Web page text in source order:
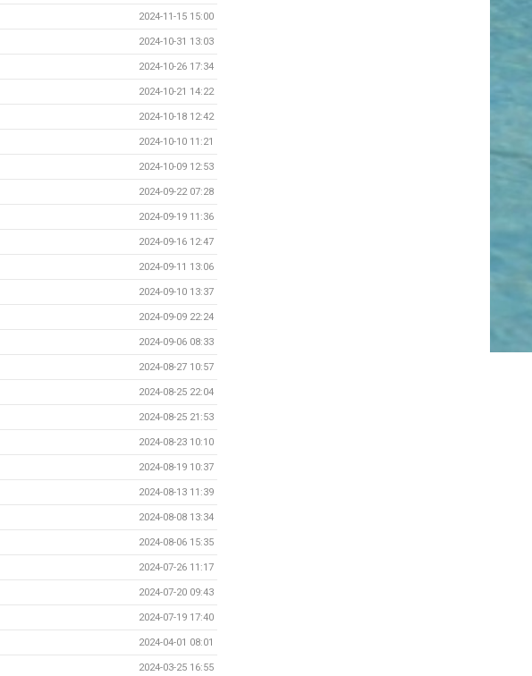
2024-11-15 15:00
2024-10-31 13:03
2024-10-26 17:34
2024-10-21 14:22
2024-10-18 12:42
2024-10-10 11:21
2024-10-09 12:53
2024-09-22 07:28
2024-09-19 11:36
2024-09-16 12:47
2024-09-11 13:06
2024-09-10 13:37
2024-09-09 22:24
2024-09-06 08:33
2024-08-27 10:57
2024-08-25 22:04
2024-08-25 21:53
2024-08-23 10:10
2024-08-19 10:37
2024-08-13 11:39
2024-08-08 13:34
2024-08-06 15:35
2024-07-26 11:17
2024-07-20 09:43
2024-07-19 17:40
2024-04-01 08:01
2024-03-25 16:55